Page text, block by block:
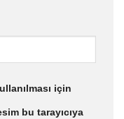
için
bu tarayıcıya